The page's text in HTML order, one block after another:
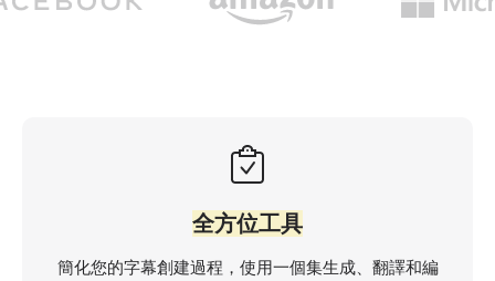
全方位工具
簡化您的字幕創建過程，使用一個集生成、翻譯和編